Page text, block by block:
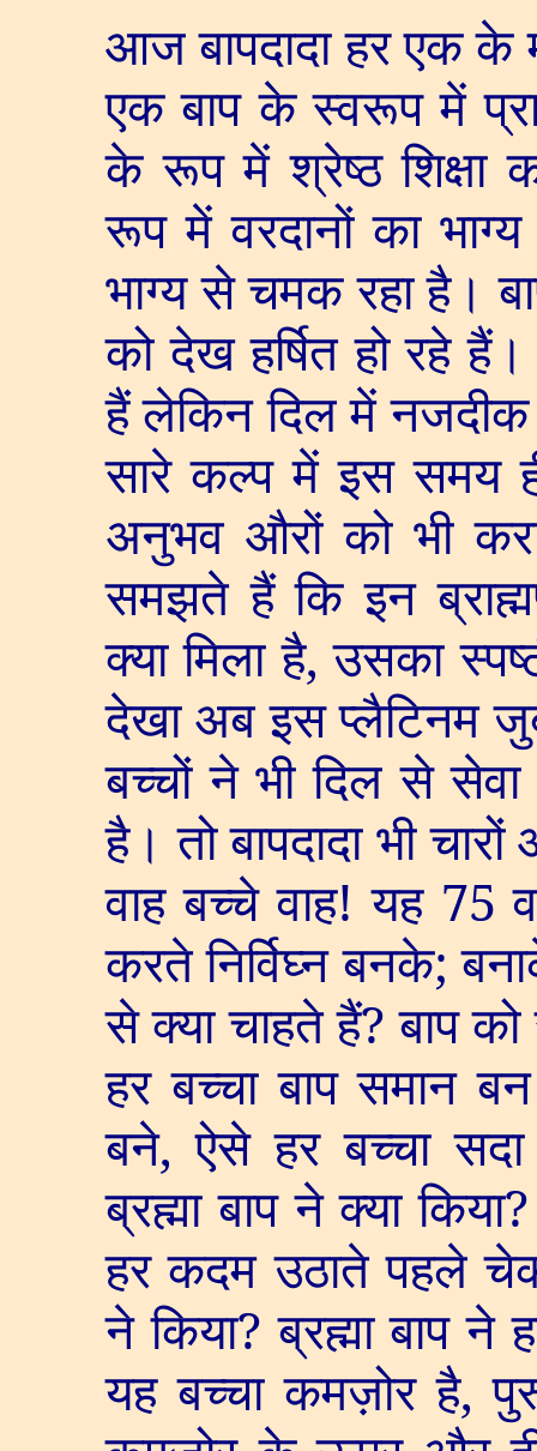
आज बापदादा हर एक
एक बाप के स्वरूप में
के रूप में श्रेष्ठ शिक्षा
रूप में वरदानों का
भाग्य से चमक रहा है।
को देख हर्षित हो रहे
हैं लेकिन दिल में नजदीक
सारे कल्प में इस समय
अनुभव औरों को भी
समझते हैं कि इन
क्या मिला है,उसका
देखा अब इस प्लैटिनम
बच्चों ने भी दिल से
है। तो बापदादा भी
वाह बच्चे वाह! यह 75
करते निर्विघ्न बनके;
से क्या चाहते हैं?बाप
हर बच्चा बाप समान
बने,ऐसे हर बच्चा
ब्रह्मा बाप ने क्या किया
हर कदम उठाते पहले
ने किया?ब्रह्मा बाप
यह बच्चा कमज़ोर है,